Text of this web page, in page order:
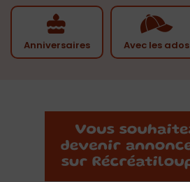
Anniversaires Avec les ados